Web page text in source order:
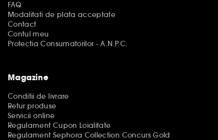
FAQ
Modalitati de plata acceptate
Contact
Contul meu
Protectia Consumatorilor - A.N.P.C.
Magazine
Conditii de livrare
Retur produse
Servicii online
Regulament Cupon Loialitate
Regulament Sephora Collection Concurs Gold